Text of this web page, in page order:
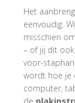
Het
eenvoudig.
misschien
– of jij dit
voor-
wordt hoe je
computer,